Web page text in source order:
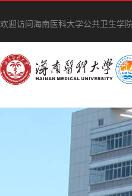
欢迎访问海南医科大学公共卫生学院